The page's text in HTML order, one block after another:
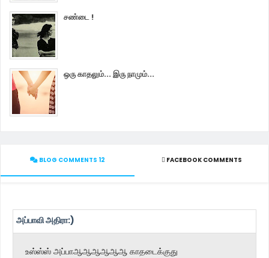
சண்டை !
ஒரு காதலும்... இரு நாமும்...
BLOG COMMENTS 12 FACEBOOK COMMENTS
அப்பாவி அதிரா:)
உஸ்ஸ்ஸ் அப்பாஆஆஆஆஆஆ காதடைக்குது